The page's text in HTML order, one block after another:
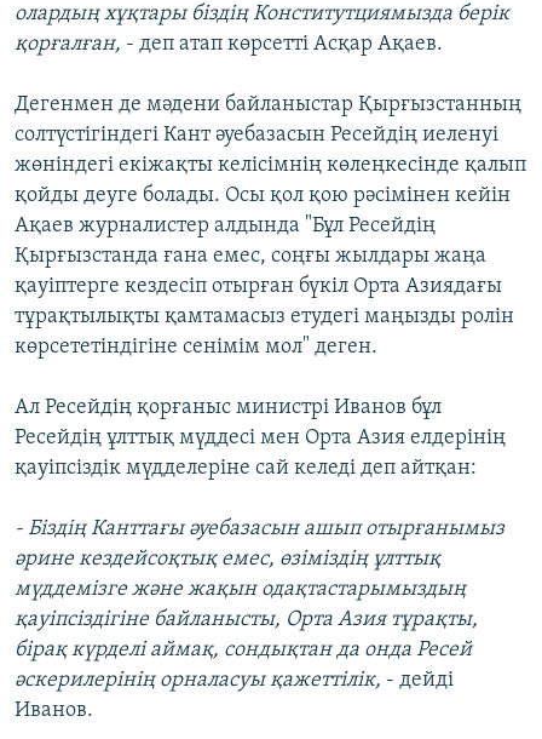
олардың хұқтары біздің Конститутциямызда берік
қорғалған, - деп атап көрсетті Асқар Ақаев.
Дегенмен де мәдени байланыстар Қырғызстанның
солтүстігіндегі Кант әуебазасын Ресейдің иеленуі
жөніндегі екіжақты келісімнің көлеңкесінде қалып
қойды деуге болады. Осы қол қою рәсімінен кейін
Ақаев журналистер алдында "Бұл Ресейдің
Қырғызстанда ғана емес, соңғы жылдары жаңа
қауіптерге кездесіп отырған бүкіл Орта Азиядағы
тұрақтылықты қамтамасыз етудегі маңызды ролін
көрсететіндігіне сенімім мол" деген.
Ал Ресейдің қорғаныс министрі Иванов бұл
Ресейдің ұлттық мүддесі мен Орта Азия елдерінің
қауіпсіздік мүдделеріне сай келеді деп айтқан:
- Біздің Канттағы әуебазасын ашып отырғанымыз
әрине кездейсоқтық емес, өзіміздің ұлттық
мүддемізге және жақын одақтастарымыздың
қауіпсіздігіне байланысты, Орта Азия тұрақты,
бірақ күрделі аймақ, сондықтан да онда Ресей
әскерилерінің орналасуы қажеттілік, - дейді
Иванов.